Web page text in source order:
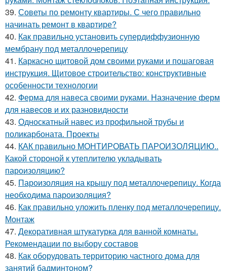
39. Советы по ремонту квартиры. С чего правильно
начинать ремонт в квартире?
40. Как правильно установить супердиффузионную
мембрану под металлочерепицу
41. Каркасно щитовой дом своими руками и пошаговая
инструкция. Щитовое строительство: конструктивные
особенности технологии
42. Ферма для навеса своими руками. Назначение ферм
для навесов и их разновидности
43. Односкатный навес из профильной трубы и
поликарбоната. Проекты
44. КАК правильно МОНТИРОВАТЬ ПАРОИЗОЛЯЦИЮ..
Какой стороной к утеплителю укладывать
пароизоляцию?
45. Пароизоляция на крышу под металлочерепицу. Когда
необходима пароизоляция?
46. Как правильно уложить пленку под металлочерепицу.
Монтаж
47. Декоративная штукатурка для ванной комнаты.
Рекомендации по выбору составов
48. Как оборудовать территорию частного дома для
занятий бадминтоном?